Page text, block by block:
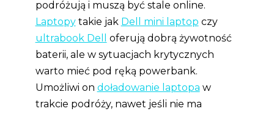
podróżują i muszą być stale online.
Laptopytakie jak Dell mini laptop czy
ultrabook Dell
oferują dobrą żywotność
baterii, ale w sytuacjach krytycznych
warto mieć pod ręką powerbank.
Umożliwi on doładowanie laptopa w
trakcie podróży, nawet jeśli nie ma